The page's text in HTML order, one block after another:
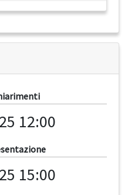
12:00
15:00